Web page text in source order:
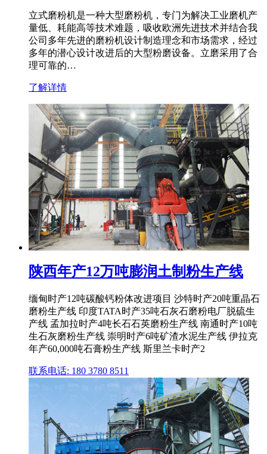
立式磨粉机是一种大型磨粉机，专门为解决工业磨机产
量低、耗能高等技术难题，吸收欧洲先进技术并结合我
公司多年先进的磨粉机设计制造理念和市场需求，经过
多年的潜心设计改进后的大型粉磨设备。立磨采用了合
理可靠的…
了解详情
陕西年产12万吨膨润土制粉生产线
缅甸时产12吨碳酸钙粉体改进项目 沙特时产20吨重晶石
磨粉生产线 印度TATA时产35吨石灰石磨粉电厂脱硫生
产线 孟加拉时产4吨长石石英磨粉生产线 南通时产10吨
生石灰磨粉生产线 崇明时产6吨矿渣水泥生产线 伊拉克
年产60,000吨石膏粉生产线 斯里兰卡时产2
联系电话: 180 3780 8511